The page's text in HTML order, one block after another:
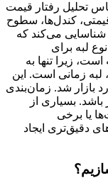
تحلیل رفتار قیمت
کندل‌ها، سطوح
شناسایی می‌کند که
لبه برای
زیرا تنها به
لبه زمانی است. این
بازار شد. زمان‌بندی
بسیاری از
یا برخی
دقیق‌تری ایجاد